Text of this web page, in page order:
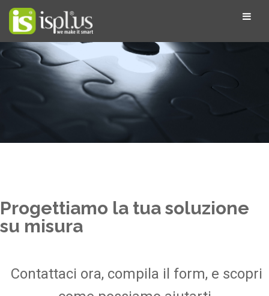
Progettiamo la tua soluzione
su misura
Contattaci ora, compila il form, e scopri